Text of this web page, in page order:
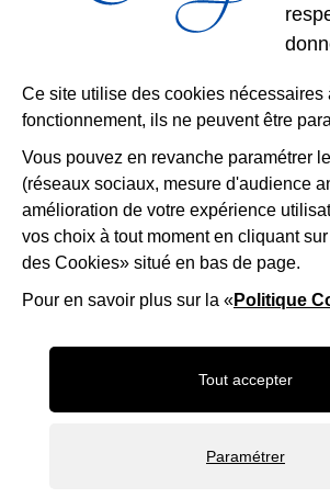
Restons
connectés
Télécharger
Nous
Facebook
Mentions légalesAccessibilité
Politique d'utilisation des cookies
Maison-Andre-Derain
Desert-Retz
Ce site utilise des cookies nécessaires
fonctionnement, ils ne peuvent être
Vous pouvez en revanche paramétrer
(réseaux sociaux, mesure d'audience
amélioration de votre expérience
vos choix à tout moment en cliquant
des Cookies» situé en bas de page.
Pour en savoir plus sur la «Politique
Tout accepter
Paramétrer